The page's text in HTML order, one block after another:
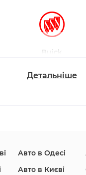
Buick
Honda
Детальніше
Авто в Одесі
Авто в Києві